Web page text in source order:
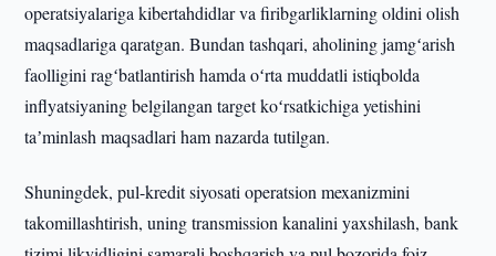
operatsiyalariga kibertahdidlar va firibgarliklarning oldini olish
maqsadlariga qaratgan. Bundan tashqari, aholining jamgʻarish
faolligini ragʻbatlantirish hamda oʻrta muddatli istiqbolda
inflyatsiyaning belgilangan target koʻrsatkichiga yetishini
taʼminlash maqsadlari ham nazarda tutilgan.
Shuningdek, pul-kredit siyosati operatsion mexanizmini
takomillashtirish, uning transmission kanalini yaxshilash, bank